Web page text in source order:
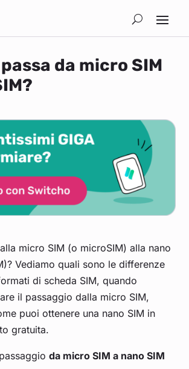
da micro SIM
micro SIM (o microSIM) alla nano
Vediamo quali sono le differenze
di scheda SIM, quando
il passaggio dalla micro SIM,
puoi ottenere una nano SIM in
gratuita.
da micro SIM a nano SIM